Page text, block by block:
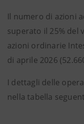
Il numero di azioni
superato il 25% del
azioni ordinarie
di aprile 2026
I dettagli delle
nella tabella